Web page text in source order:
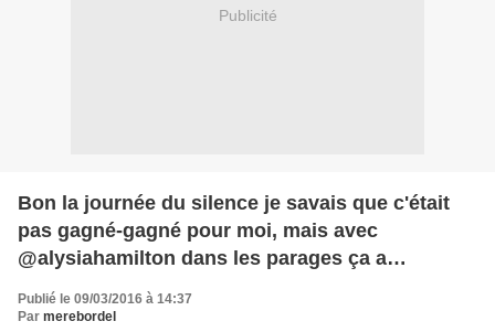
Publicité
Bon la journée du silence je savais que c'était
pas gagné-gagné pour moi, mais avec
@alysiahamilton dans les parages ça a
day will be hard for me, but with
Publié le 09/03/2016 à 14:37
Par merebordel